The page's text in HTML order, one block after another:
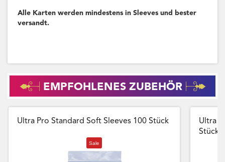
Alle Karten werden mindestens in Sleeves und bester
versandt.
EMPFOHLENES ZUBEHÖR
Ultra Pro Standard Soft Sleeves 100 Stück
Sale
Ultra
Stück